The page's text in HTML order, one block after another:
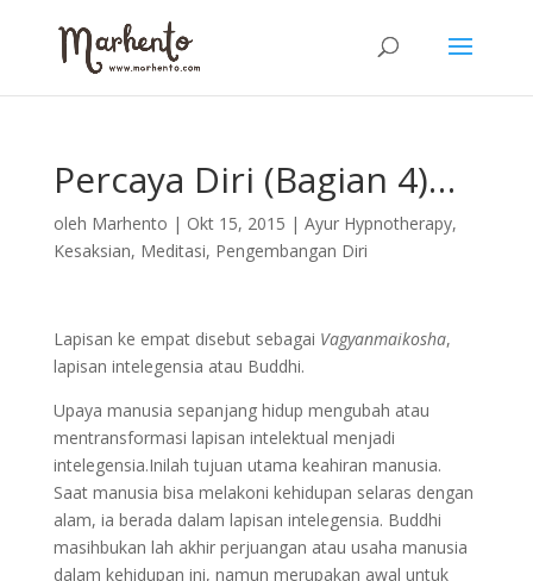
Percaya Diri (Bagian 4)…
oleh Marhento | Okt 15, 2015 | Ayur Hypnotherapy,
Kesaksian, Meditasi, Pengembangan Diri
Lapisan ke empat disebut sebagai Vagyanmaikosha,
lapisan intelegensia atau Buddhi.
Upaya manusia sepanjang hidup mengubah atau
mentransformasi lapisan intelektual menjadi
intelegensia.Inilah tujuan utama keahiran manusia.
Saat manusia bisa melakoni kehidupan selaras dengan
alam, ia berada dalam lapisan intelegensia. Buddhi
masihbukan lah akhir perjuangan atau usaha manusia
dalam kehidupan ini, namun merupakan awal untuk